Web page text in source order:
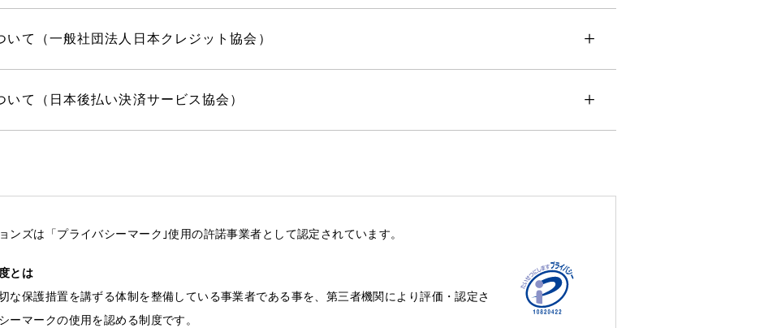
て（一般社団法人日本クレジット協会） +
て（日本後払い決済サービス協会） +
ンズは「プライバシーマーク｣使用の許諾事業者として認定されています。
とは
な保護措置を講ずる体制を整備している事業者である事を、第三者機関により評価・認定さ
ーマークの使用を認める制度です。